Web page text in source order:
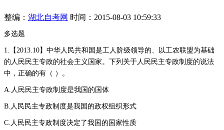
整编： 湖北自考网 时间：2015-08-03 10:59:33
多选题
1.【2013.10】中华人民共和国是工人阶级领导的、以工农联盟为基础
的人民民主专政的社会主义国家。下列关于人民民主专政制度的说法
中，正确的有（ ）。
A.人民民主专政制度是我国的国体
B.人民民主专政制度是我国的政权组织形式
C.人民民主专政制度决定了我国的国家性质